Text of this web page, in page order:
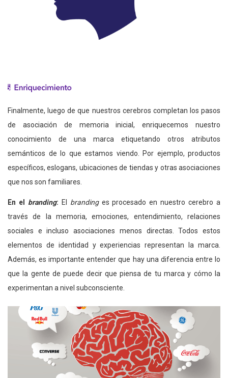
Finalmente, luego de que nuestros cerebros completan los pasos
de asociación de memoria inicial, enriquecemos nuestro
conocimiento de una marca etiquetando otros atributos
semánticos de lo que estamos viendo. Por ejemplo, productos
específicos, eslogans, ubicaciones de tiendas y otras asociaciones
que nos son familiares.
En el branding: El branding es procesado en nuestro cerebro a
través de la memoria, emociones, entendimiento, relaciones
sociales e incluso asociaciones menos directas. Todos estos
elementos de identidad y experiencias representan la marca.
Además, es importante entender que hay una diferencia entre lo
que la gente de puede decir que piensa de tu marca y cómo la
experimentan a nivel subconsciente.